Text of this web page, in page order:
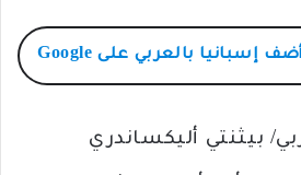
أضف إسبانيا بالعربي على Google
بيثنتي أليكساندري